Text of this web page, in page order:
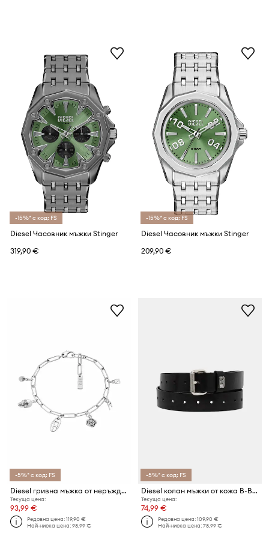
-15%* с код: FS
Diesel Часовник мъжки Stinger
319,90 €
-15%* с код: FS
Diesel Часовник мъжки Stinger
209,90 €
-5%* с код: FS
Diesel гривна мъжка от неръждаема стомана
Текуща цена:
93,99 €
Редовна цена:119,90 €
Най-ниска цена:98,99 €
-5%* с код: FS
Diesel колан мъжки от кожа B-BISCOTTO-LOOP II
Текуща цена:
74,99 €
Редовна цена:109,90 €
Най-ниска цена:78,99 €